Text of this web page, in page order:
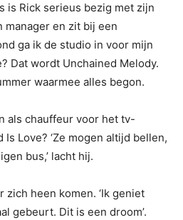
is Rick serieus bezig met zijn
manager en zit bij een
ga ik de studio in voor mijn
Dat wordt Unchained Melody.
waarmee alles begon.
als chauffeur voor het tv-
Is Love? ‘Ze mogen altijd bellen,
bus,’ lacht hij.
zich heen komen. ‘Ik geniet
gebeurt. Dit is een droom’.